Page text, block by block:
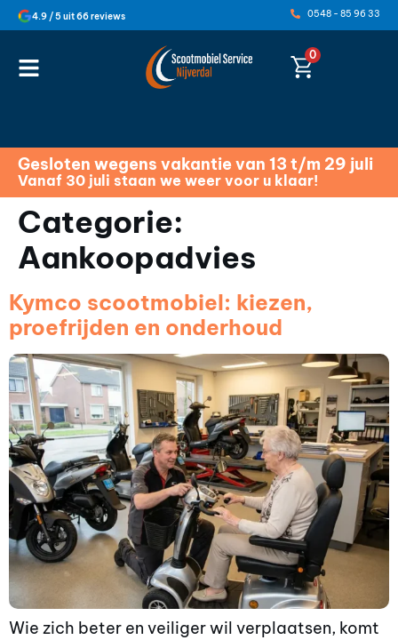
4.9 / 5 uit 66 reviews 0548 - 85 96 33
0
Gesloten wegens vakantie van 13 t/m 29 juli
Vanaf 30 juli staan we weer voor u klaar!
Categorie:
Aankoopadvies
Kymco scootmobiel: kiezen,
proefrijden en onderhoud
Wie zich beter en veiliger wil verplaatsen, komt